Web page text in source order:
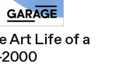
Art Life of a